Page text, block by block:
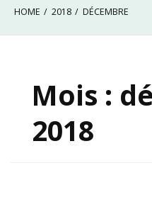
HOME 2018 DÉCEMBRE
Mois :
2018